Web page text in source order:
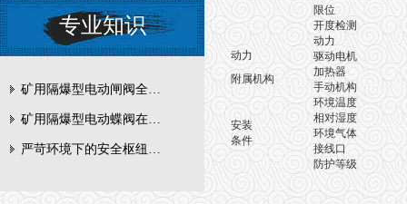
专业知识
矿用隔爆型电动闸阀全周期维护与故障排查要点
矿用隔爆型电动蝶阀在瓦斯管道控制中的防爆设计与安全标准解析
严苛环境下的安全枢纽：矿用隔爆型电动闸阀的技术剖析
限位
开度检测
动力
动力
驱动电机
附属机构
加热器
手动机构
安装
条件
环境温度
相对湿度
环境气体
接线口
防护等级